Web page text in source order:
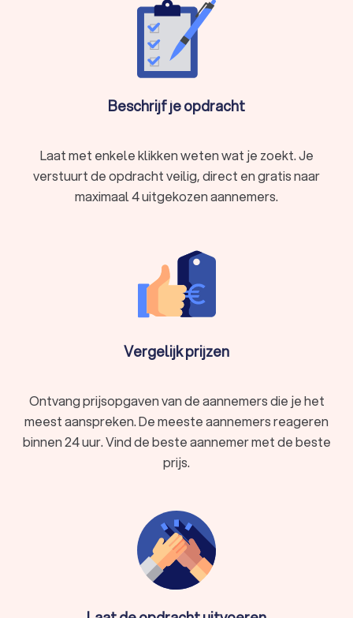
Beschrijf je opdracht
Laat met enkele klikken weten wat je zoekt. Je
verstuurt de opdracht veilig, direct en gratis naar
maximaal 4 uitgekozen aannemers.
Vergelijk prijzen
Ontvang prijsopgaven van de aannemers die je het
meest aanspreken. De meeste aannemers reageren
binnen 24 uur. Vind de beste aannemer met de beste
prijs.